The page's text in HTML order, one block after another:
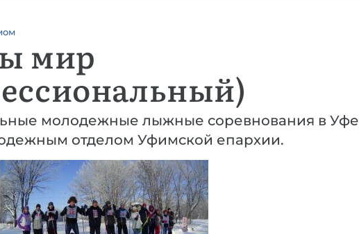
мир
молодежные лыжные соревнования в Уфе
отделом Уфимской епархии.